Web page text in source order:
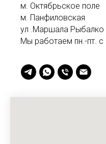
м. Октябрьское поле
м. Панфиловская
ул .Маршала Рыбалко
Мы работаем пн.-пт. с